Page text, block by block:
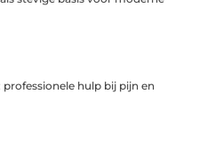
professionele hulp bij pijn en